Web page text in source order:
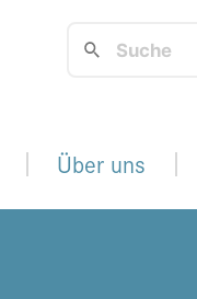
Über uns